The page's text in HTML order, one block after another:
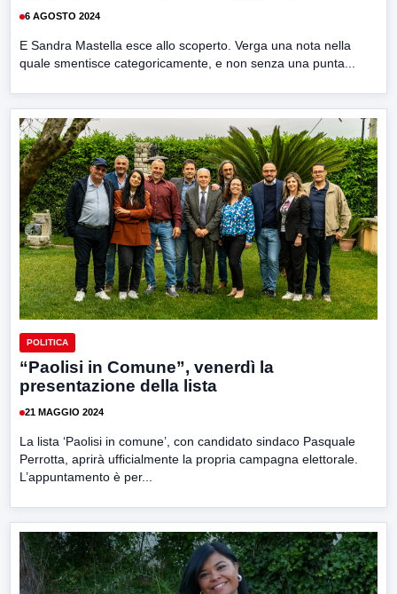
6 AGOSTO 2024
E Sandra Mastella esce allo scoperto. Verga una nota nella
quale smentisce categoricamente, e non senza una punta...
POLITICA
“Paolisi in Comune”, venerdì la
presentazione della lista
21 MAGGIO 2024
La lista ‘Paolisi in comune’, con candidato sindaco Pasquale
Perrotta, aprirà ufficialmente la propria campagna elettorale.
L’appuntamento è per...